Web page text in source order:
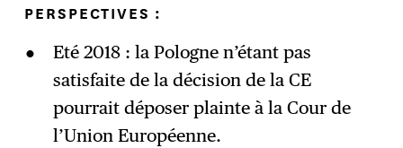
PERSPECTIVES :
Eté 2018 : la Pologne n’étant pas
satisfaite de la décision de la CE
pourrait déposer plainte à la Cour de
l’Union Européenne.